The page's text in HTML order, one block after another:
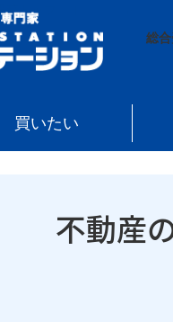
総合
買いたい
投稿トップ
不動産